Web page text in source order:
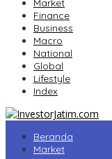
Market
Finance
Business
Macro
National
Global
Lifestyle
Index
Beranda
Market